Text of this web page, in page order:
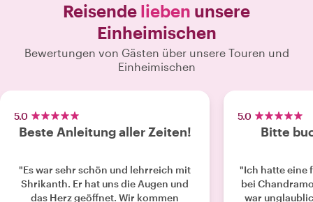
Reisende lieben unsere
Einheimischen
Bewertungen von Gästen über unsere Touren und
Einheimischen
5.0
Beste Anleitung aller Zeiten!
"Es war sehr schön und lehrreich mit
Shrikanth. Er hat uns die Augen und
das Herz geöffnet. Wir kommen
5.0
Bitte
"Ich hatte eine
bei
war